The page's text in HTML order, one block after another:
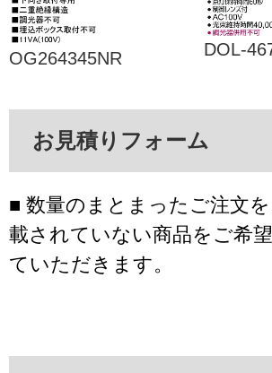
OG264345NR
DOL-
お見積りフォーム
■ 数量のまとまったご注文
載されていない商品をご希
ていただきます。